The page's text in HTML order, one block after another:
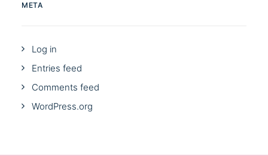
META
Log in
Entries feed
Comments feed
WordPress.org